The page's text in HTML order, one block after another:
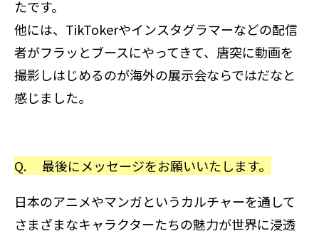
たです。
他には、TikTokerやインスタグラマーなどの配信
者がフラッとブースにやってきて、唐突に動画を
撮影しはじめるのが海外の展示会ならではだなと
感じました。
Q. 最後にメッセージをお願いいたします。
日本のアニメやマンガというカルチャーを通して
さまざまなキャラクターたちの魅力が世界に浸透